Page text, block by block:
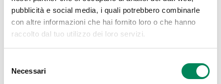
pubblicità e social media, i quali potrebbero combinarle
con altre informazioni che hai fornito loro o che hanno
raccolto dal tuo utilizzo dei loro servizi.
delNecessari